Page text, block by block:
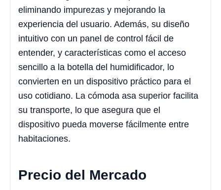
eliminando impurezas y mejorando la
experiencia del usuario. Además, su diseño
intuitivo con un panel de control fácil de
entender, y características como el acceso
sencillo a la botella del humidificador, lo
convierten en un dispositivo práctico para el
uso cotidiano. La cómoda asa superior facilita
su transporte, lo que asegura que el
dispositivo pueda moverse fácilmente entre
habitaciones.
Precio del Mercado